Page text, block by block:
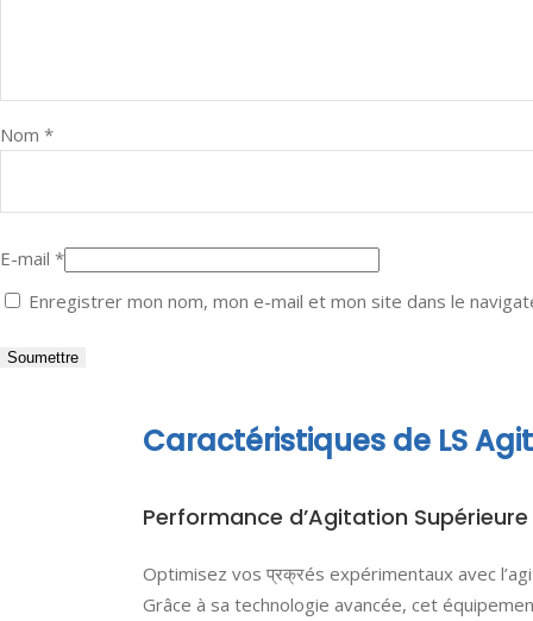
Nom *
E-mail *
Enregistrer mon nom, mon e-mail et mon site dans le
Caractéristiques de LS
Performance d’Agitation
Optimisez vos प्रक्रés expérimentaux avec
Grâce à sa technologie avancée, cet